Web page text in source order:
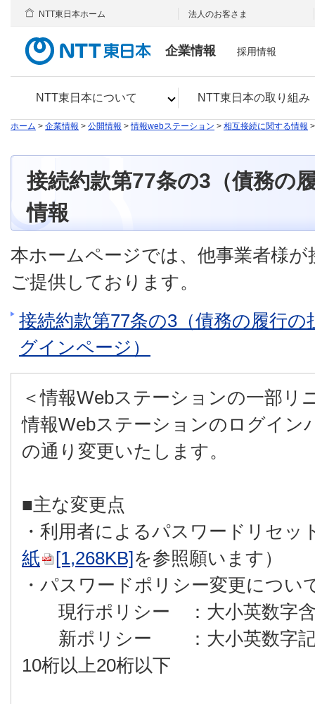
企業情報
NTT東日本について NTT東日本の取り組み
NTT東日本ホーム 法人のお客さま
採用情報
ホーム > 企業情報 > 公開情報 >情報webステーション > 相互接続に関する情報
接続約款第77条の3（債務の
情報
本ホームページでは、他事業者様
ご提供しております。
接続約款第77条の3（債務の履行
グインページ）
＜情報Webステーションの一部リ
情報Webステーションのログイン
の通り変更いたします。
■主な変更点
・利用者によるパスワードリセッ
紙
[1,268KB] を参照願います）
・パスワードポリシー変更につい
現行ポリシー ：大小英数字含
新ポリシー ：大小英数字記
10桁以上20桁以下